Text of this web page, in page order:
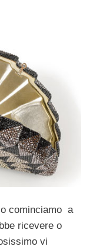
cominciamo a
ricevere o
vi